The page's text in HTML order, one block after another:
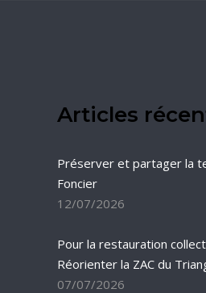
Articles
Préserver et partager la
Foncier
12/07/2026
Pour la restauration
Réorienter la ZAC du
07/07/2026